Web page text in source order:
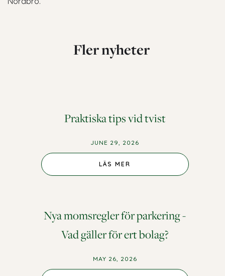
Fler nyheter
Praktiska tips vid tvist
JUNE 29, 2026
LÄS MER
Nya momsregler för parkering -
Vad gäller för ert bolag?
MAY 26, 2026